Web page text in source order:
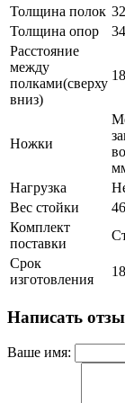
Толщина полок
Толщина опор
Расстояние
между
полками(сверху
вниз)
Ножки
Нагрузка
Вес стойки
Комплект
поставки
Срок
изготовления
Написать
Ваше имя: